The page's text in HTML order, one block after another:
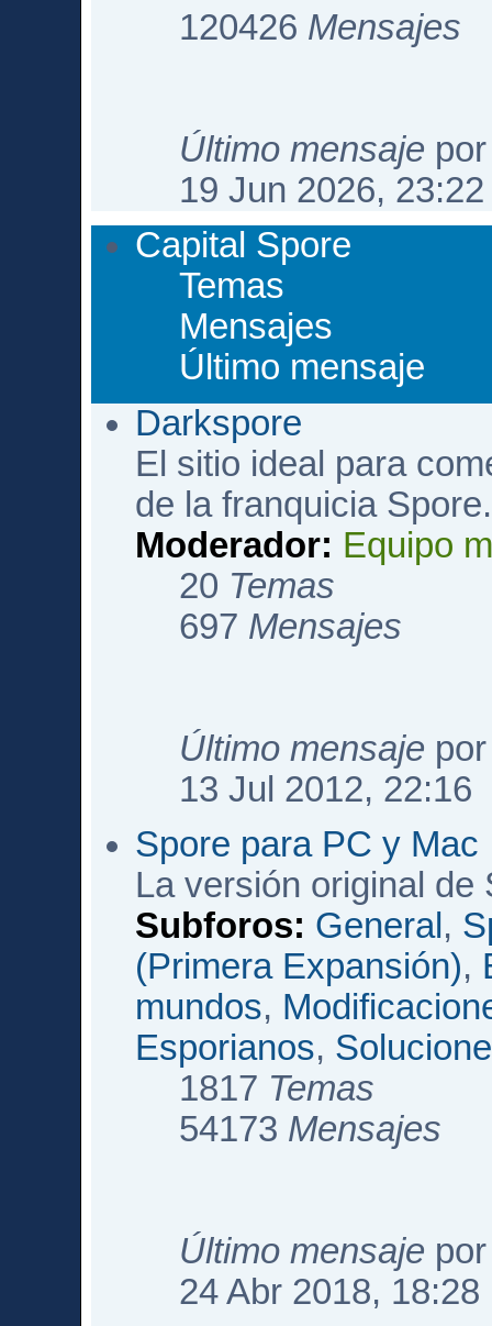
120426 Mensajes
Último mensaje
19 Jun 2026, 23:22
Capital Spore
Temas
Mensajes
Último mensaje
Darkspore
El sitio ideal para
de la franquicia Spore.
Moderador: Equipo
20 Temas
697 Mensajes
Último mensaje
13 Jul 2012, 22:16
Spore para PC y Mac
La versión original de
Subforos: General ,
(Primera Expansión),
mundos,
Esporianos,
1817 Temas
54173 Mensajes
Último mensaje
24 Abr 2018, 18:28